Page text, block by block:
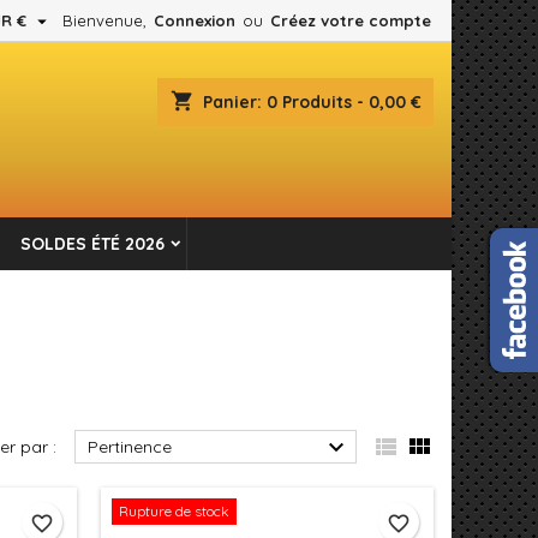
Bienvenue, Connexion ou Créez votre compte
€ 
shopping_cart Panier: 0 Produits - 0,00 €
SOLDES ÉTÉ 2026
par : Pertinence   
favorite_border
Rupture de stock
favorite_border